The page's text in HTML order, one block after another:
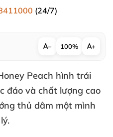
(24/7)
− 100% +
Peach hình trái
đáo và chất lượng cao
thủ dâm một mình